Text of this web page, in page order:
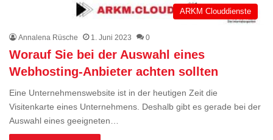
ARKM Clouddienste
Annalena Rüsche 1. Juni 2023 0
Worauf Sie bei der Auswahl eines
Webhosting-Anbieter achten sollten
Eine Unternehmenswebsite ist in der heutigen Zeit die
Visitenkarte eines Unternehmens. Deshalb gibt es gerade bei der
Auswahl eines geeigneten…